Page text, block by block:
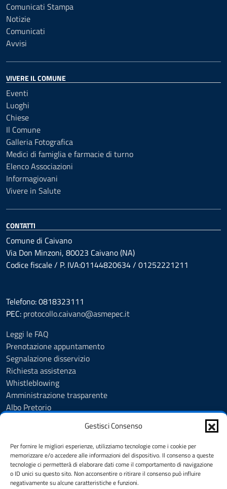
Gestisci Consenso
Per fornire le migliori esperienze, utilizziamo tecnologie come i cookie per
memorizzare e/o accedere alle informazioni del dispositivo. Il consenso a queste
tecnologie ci permetterà di elaborare dati come il comportamento di navigazione
o ID unici su questo sito. Non acconsentire o ritirare il consenso può influire
negativamente su alcune caratteristiche e funzioni.
Comunicati Stampa
Notizie
Comunicati
Avvisi
VIVERE IL COMUNE
Eventi
Luoghi
Chiese
Il Comune
Galleria Fotografica
Medici di famiglia e farmacie di turno
Elenco Associazioni
Informagiovani
Vivere in Salute
CONTATTI
Comune di Caivano
Via Don Minzoni, 80023 Caivano (NA)
Codice fiscale / P. IVA:01144820634 / 01252221211
Telefono: 0818323111
PEC: protocollo.caivano@asmepec.it
Leggi le FAQ
Prenotazione appuntamento
Segnalazione disservizio
Richiesta assistenza
Whistleblowing
Amministrazione trasparente
Albo Pretorio
Cookie Policy
Informativa privacy videosorveglianza urbana targhe
Feedback
Dichiarazione di accessibilità